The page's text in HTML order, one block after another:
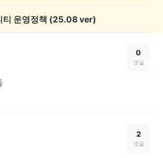
티 운영정책 (25.08 ver)
0
댓글
2
댓글